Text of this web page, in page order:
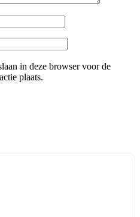
in deze browser voor de
plaats.